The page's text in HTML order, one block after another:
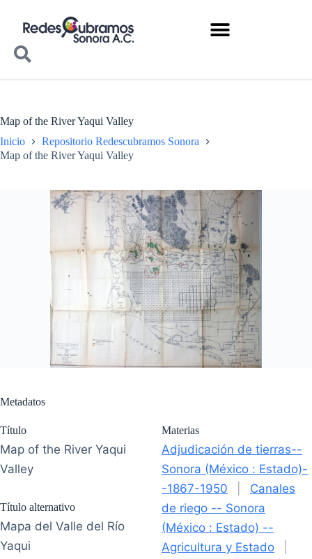
Map of the River Yaqui Valley
Inicio
Repositorio Redescubramos Sonora
Map of the River Yaqui Valley
Metadatos
Título
Map of the River Yaqui
Valley
Título alternativo
Mapa del Valle del Río
Yaqui
Materias
Adjudicación de tierras--
Sonora (México : Estado)-
-1867-1950
Canales
de riego -- Sonora
(México : Estado) --
Agricultura y Estado